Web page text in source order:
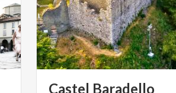
Castel Baradello